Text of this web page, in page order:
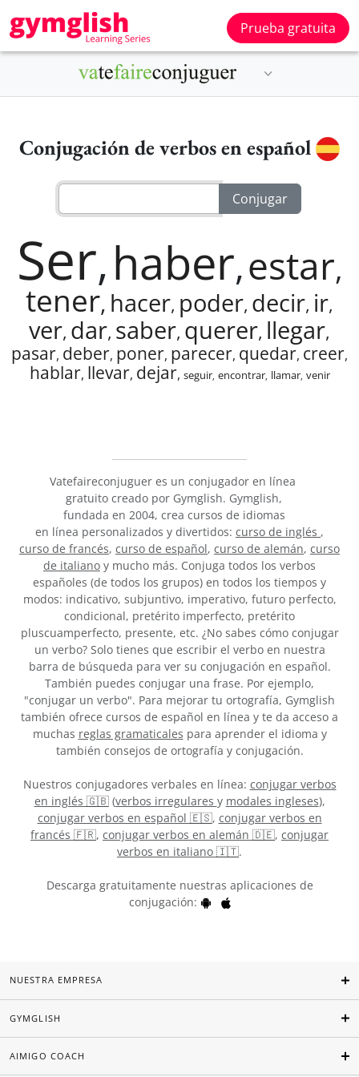
Prueba gratuita
Conjugación de verbos en español
Ser,haber,estar,
tener, hacer, poder, decir, ir,
ver, dar, saber, querer, llegar,
pasar, deber, poner, parecer, quedar, creer,
hablar, llevar, dejar, seguir, encontrar, llamar, venir
Vatefaireconjuguer es un conjugador en línea
gratuito creado por Gymglish. Gymglish,
fundada en 2004, crea cursos de idiomas
en línea personalizados y divertidos: curso de inglés ,
curso de francés, curso de español, curso de alemán, curso
de italiano y mucho más. Conjuga todos los verbos
españoles (de todos los grupos) en todos los tiempos y
modos: indicativo, subjuntivo, imperativo, futuro perfecto,
condicional, pretérito imperfecto, pretérito
pluscuamperfecto, presente, etc. ¿No sabes cómo conjugar
un verbo? Solo tienes que escribir el verbo en nuestra
barra de búsqueda para ver su conjugación en español.
También puedes conjugar una frase. Por ejemplo,
"conjugar un verbo". Para mejorar tu ortografía, Gymglish
también ofrece cursos de español en línea y te da acceso a
muchas reglas gramaticales para aprender el idioma y
también consejos de ortografía y conjugación.
Nuestros conjugadores verbales en línea: conjugar verbos
en inglés 🇬🇧(verbos irregulares y modales ingleses),
conjugar verbos en español 🇪🇸, conjugar verbos en
francés 🇫🇷, conjugar verbos en alemán 🇩🇪, conjugar
verbos en italiano 🇮🇹.
Descarga gratuitamente nuestras aplicaciones de
conjugación:
NUESTRA EMPRESA
GYMGLISH
AIMIGO COACH